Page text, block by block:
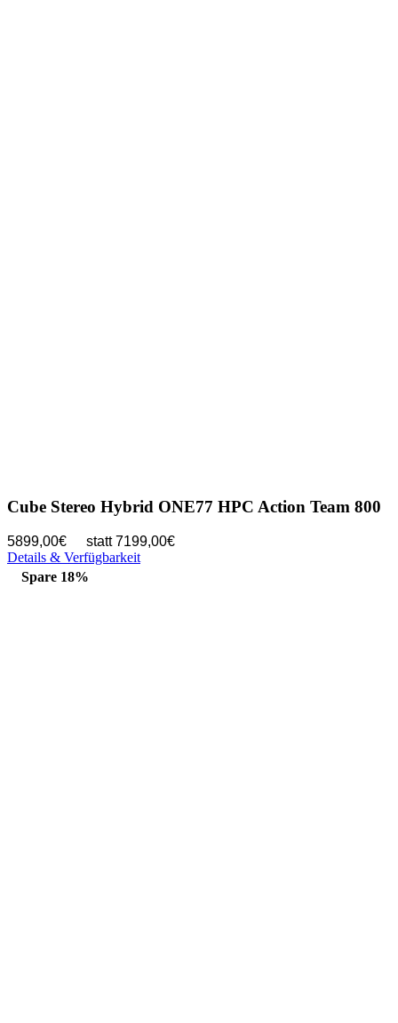
Cube Stereo Hybrid ONE77 HPC Action Team 800
5899,00€
statt 7199,00€
Details & Verfügbarkeit
Spare 18%